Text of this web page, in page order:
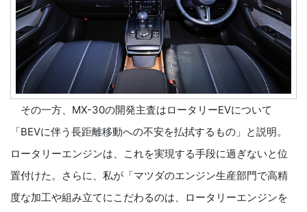
その一方、MX-30の開発主査はロータリーEVについて
「BEVに伴う長距離移動への不安を払拭するもの」と説明。
ロータリーエンジンは、これを実現する手段に過ぎないと位
置付けた。さらに、私が「マツダのエンジン生産部門で高精
度な加工や組み立てにこだわるのは、ロータリーエンジンを